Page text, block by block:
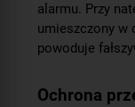
alarmu. Przy
umieszczony w
powoduje
Ochrona